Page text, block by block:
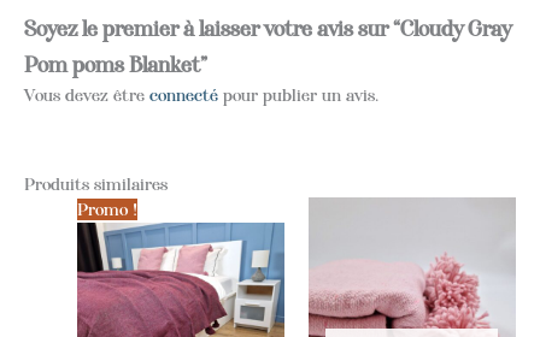
Soyez le premier à laisser votre avis sur “Cloudy Gray
Pom poms Blanket”
Vous devez être connecté pour publier un avis.
Produits similaires
Promo !